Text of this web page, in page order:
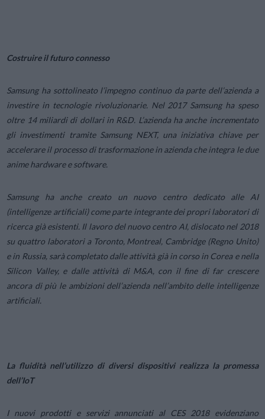
Costruire il futuro connesso
Samsung ha sottolineato l’impegno continuo da parte dell’azienda a
investire in tecnologie rivoluzionarie. Nel 2017 Samsung ha speso
oltre 14 miliardi di dollari in R&D. L’azienda ha anche incrementato
gli investimenti tramite Samsung NEXT, una iniziativa chiave per
accelerare il processo di trasformazione in azienda che integra le due
anime hardware e software.
Samsung ha anche creato un nuovo centro dedicato alle AI
(intelligenze artificiali) come parte integrante dei propri laboratori di
ricerca già esistenti. Il lavoro del nuovo centro AI, dislocato nel 2018
su quattro laboratori a Toronto, Montreal, Cambridge (Regno Unito)
e in Russia, sarà completato dalle attività già in corso in Corea e nella
Silicon Valley, e dalle attività di M&A, con il fine di far crescere
ancora di più le ambizioni dell’azienda nell’ambito delle intelligenze
artificiali.
La fluidità nell’utilizzo di diversi dispositivi realizza la promessa
dell’IoT
I nuovi prodotti e servizi annunciati al CES 2018 evidenziano